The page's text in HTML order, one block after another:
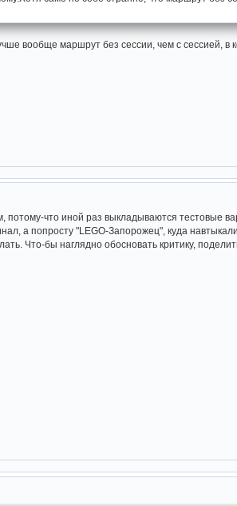
вообще маршрут без сессии, чем с сессией, в
что иной раз выкладываются тестовые
а попросту "LEGO-Запорожец", куда
Что-бы наглядно обосновать критику,